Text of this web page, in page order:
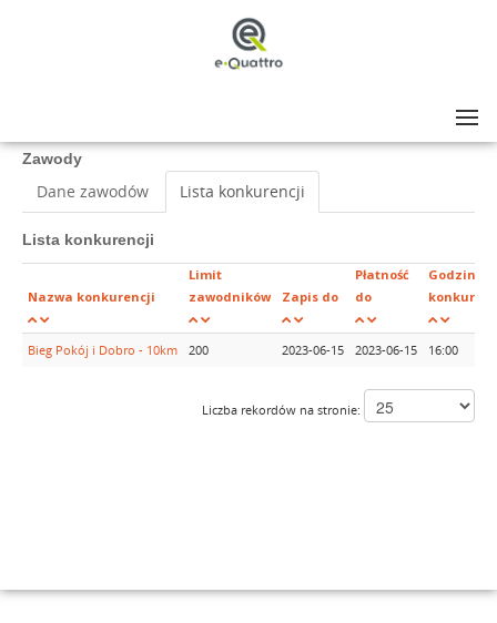
Zawody
Dane zawodów Lista konkurencji
Lista konkurencji
Nazwa konkurencji
Limit
zawodników
Zapis do
Płatność
do
Godzina
Bieg Pokój i Dobro - 10km 200 2023-06-15 2023-06-15 16:00
Liczba rekordów na stronie: